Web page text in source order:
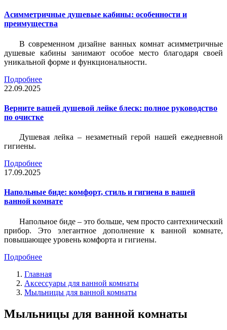
Асимметричные душевые кабины: особенности и
преимущества
В современном дизайне ванных комнат асимметричные
душевые кабины занимают особое место благодаря своей
уникальной форме и функциональности.
Подробнее
22.09.2025
Верните вашей душевой лейке блеск: полное руководство
по очистке
Душевая лейка – незаметный герой нашей ежедневной
гигиены.
Подробнее
17.09.2025
Напольные биде: комфорт, стиль и гигиена в вашей
ванной комнате
Напольное биде – это больше, чем просто сантехнический
прибор. Это элегантное дополнение к ванной комнате,
повышающее уровень комфорта и гигиены.
Подробнее
Главная
Аксессуары для ванной комнаты
Мыльницы для ванной комнаты
Мыльницы для ванной комнаты